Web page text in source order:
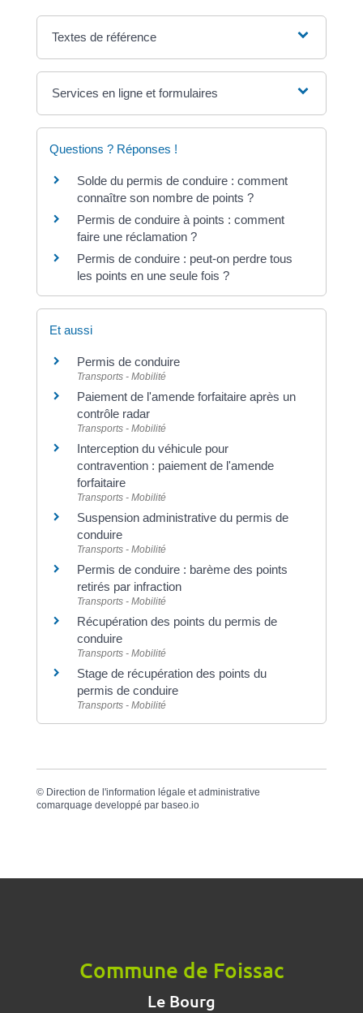
Textes de référence
Services en ligne et formulaires
Questions ? Réponses !
Solde du permis de conduire : comment
connaître son nombre de points ?
Permis de conduire à points : comment
faire une réclamation ?
Permis de conduire : peut-on perdre tous
les points en une seule fois ?
Et aussi
Permis de conduire
Transports - Mobilité
Paiement de l'amende forfaitaire après un
contrôle radar
Transports - Mobilité
Interception du véhicule pour
contravention : paiement de l'amende
forfaitaire
Transports - Mobilité
Suspension administrative du permis de
conduire
Transports - Mobilité
Permis de conduire : barème des points
retirés par infraction
Transports - Mobilité
Récupération des points du permis de
conduire
Transports - Mobilité
Stage de récupération des points du
permis de conduire
Transports - Mobilité
© Direction de l'information légale et administrative
comarquage developpé par baseo.io
Commune de Foissac
Le Bourg